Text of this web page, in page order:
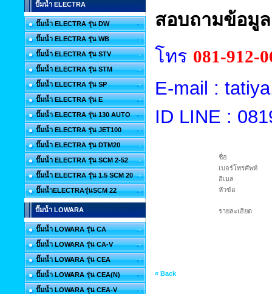
ปั๊มน้ำ ELECTRA
ปั๊มน้ำ ELECTRA รุ่น DW
ปั๊มน้ำ ELECTRA รุ่น WB
ปั๊มน้ำ ELECTRA รุ่น STV
ปั๊มน้ำ ELECTRA รุ่น STM
ปั๊มน้ำ ELECTRA รุ่น SP
ปั๊มน้ำ ELECTRA รุ่น E
ปั๊มน้ำ ELECTRA รุ่น 130 AUTO
ปั๊มน้ำ ELECTRA รุ่น JET100
ปั๊มน้ำ ELECTRA รุ่น DTM20
ปั๊มน้ำ ELECTRA รุ่น SCM 2-52
ปั๊มน้ำ ELECTRA รุ่น 1.5 SCM 20
ปั๊มน้ำELECTRAรุ่นSCM 22
ปั๊มน้ำ LOWARA
ปั๊มน้ำ LOWARA รุ่น CA
ปั๊มน้ำ LOWARA รุ่น CA-V
ปั๊มน้ำ LOWARA รุ่น CEA
ปั๊มน้ำ LOWARA รุ่น CEA(N)
ปั๊มน้ำ LOWARA รุ่น CEA-V
สอบถามข้อมูล
โทร 081-912-
E-mail :
ID LINE :
ชื่อ
เบอร์โทรศัพท์
อีเมล
หัวข้อ
รายละเอียด
« Back